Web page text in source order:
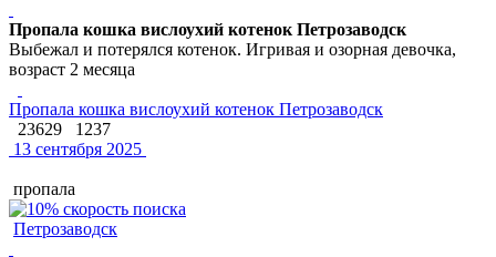
Пропала кошка вислоухий котенок Петрозаводск
Выбежал и потерялся котенок. Игривая и озорная девочка,
возраст 2 месяца
Пропала кошка вислоухий котенок Петрозаводск
23629
1237
13 сентября 2025
пропала
Петрозаводск